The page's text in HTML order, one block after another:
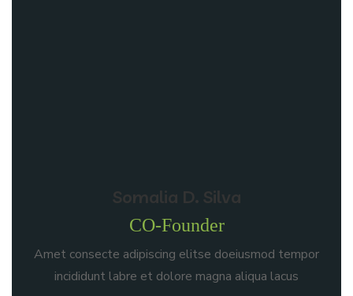
Somalia D. Silva
CO-Founder
Amet consecte adipiscing elitse doeiusmod tempor
incididunt labre et dolore magna aliqua lacus